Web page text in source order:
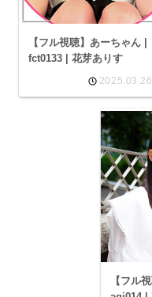
【フル視聴】あーちゃん |
fct0133 | 花芽ありす
2025.03.26
【フル